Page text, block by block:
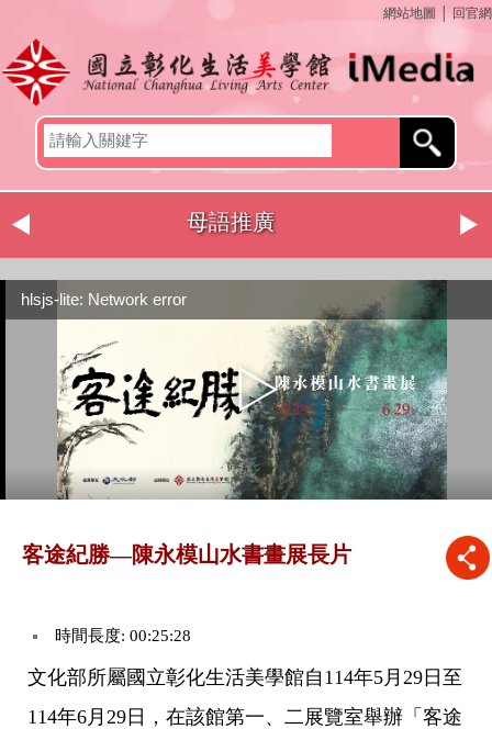
網站地圖 回官網
母語推廣
hlsjs-lite: Network error
客途紀勝—陳永模山水書畫展長片
時間長度: 00:25:28
文化部所屬國立彰化生活美學館自114年5月29日至
114年6月29日，在該館第一、二展覽室舉辦「客途